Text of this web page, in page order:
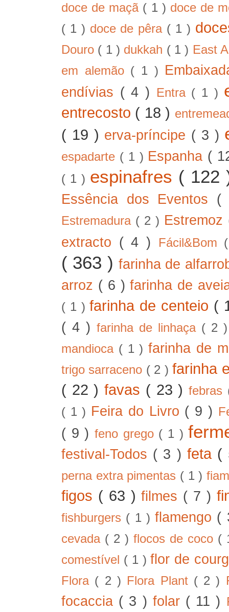
doce de maçã ( 1 ) doce de
( 1 ) doce de pêra ( 1 )
Douro ( 1 ) dukkah ( 1 ) East
em alemão ( 1 )
endívias ( 4 ) Entra ( 1 )
entrecosto ( 18 )
( 19 ) erva-príncipe ( 3 )
espadarte ( 1 ) Espanha (
( 1 ) espinafres (
Essência dos Eventos (
Estremadura ( 2 ) Estremoz
extracto ( 4 ) Fácil&Bom
( 363 )farinha de
arroz ( 6 )farinha de
( 1 )farinha de centeio (
( 4 ) farinha de linhaça ( 2
mandioca ( 1 )farinha de
trigo sarraceno ( 2 )farinha
( 22 )favas ( 23 ) febras
( 1 ) Feira do Livro ( 9 )
( 9 ) feno grego ( 1 )
festival-Todos ( 3 ) feta (
perna extra pimentas ( 1 )
figos ( 63 )filmes ( 7 )
fishburgers ( 1 )flamengo (
cevada ( 2 )flocos de coco (
comestível ( 1 )flor de
Flora ( 2 ) Flora Plant ( 2 )
focaccia ( 3 ) folar ( 11 )